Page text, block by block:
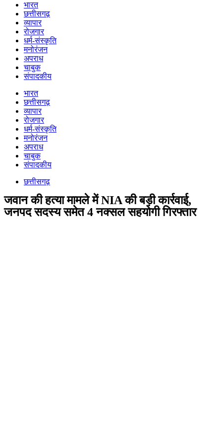
भारत
छत्तीसगढ़
व्यापार
रोजगार
धर्म-संस्कृति
मनोरंजन
अपराध
चाबुक
संपादकीय
भारत
छत्तीसगढ़
व्यापार
रोजगार
धर्म-संस्कृति
मनोरंजन
अपराध
चाबुक
संपादकीय
छत्तीसगढ़
जवान की हत्या मामले में NIA की बड़ी कार्रवाई,
जनपद सदस्य समेत 4 नक्सल सहयोगी गिरफ्तार